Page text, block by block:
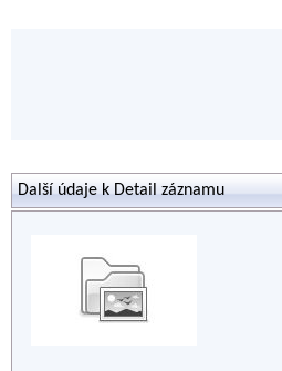
Další údaje k Detail záznamu